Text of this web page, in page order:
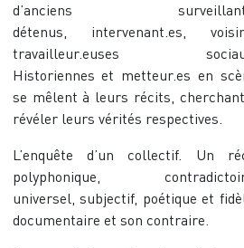
d’anciens
détenus, intervenant.es,
travailleur.euses
Historiennes et metteur.es en
se mêlent à leurs récits,
révéler leurs vérités respectives.
L’enquête d’un collectif. Un
polyphonique,
universel, subjectif, poétique et
documentaire et son contraire.